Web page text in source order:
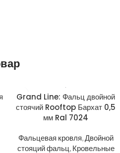
Grand Line: Фальц двойной
стоячий Rooftop Бархат 0,5
мм Ral 7024
Фальцевая кровля,Двойной
стояций фальц, Кровельные